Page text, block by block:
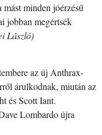
mást minden jóérzésű
jobban megértsék
László)
az új Anthrax-
árulkodnak, miután az
és Scott Iant.
Lombardo újra